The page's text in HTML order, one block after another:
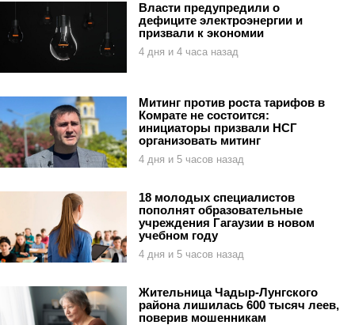
Власти предупредили о
дефиците электроэнергии и
призвали к экономии
4 дня и 4 часа назад
Митинг против роста тарифов в
Комрате не состоится:
инициаторы призвали НСГ
организовать митинг
4 дня и 5 часов назад
18 молодых специалистов
пополнят образовательные
учреждения Гагаузии в новом
учебном году
4 дня и 5 часов назад
Жительница Чадыр-Лунгского
района лишилась 600 тысяч леев,
поверив мошенникам